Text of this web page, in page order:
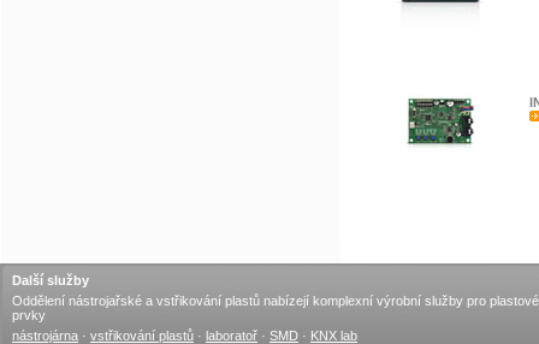
Další služby
Oddělení nástrojařské a vstřikování plastů nabízejí komplexní výrobní služby pro plastové
prvky
nástrojárna · vstřikování plastů · laboratoř · SMD · KNX lab